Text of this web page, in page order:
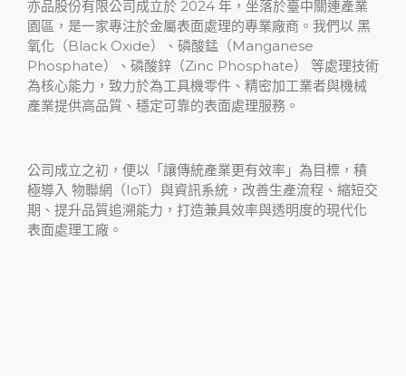
亦品股份有限公司成立於 2024 年，坐落於臺中關連產業
園區，是一家專注於金屬表面處理的專業廠商。我們以 黑
氧化（Black Oxide）、磷酸錳（Manganese
Phosphate）、磷酸鋅（Zinc Phosphate） 等處理技術
為核心能力，致力於為工具機零件、精密加工業者與機械
產業提供高品質、穩定可靠的表面處理服務。
公司成立之初，便以「讓傳統產業更有效率」為目標，積
極導入 物聯網（IoT）與資訊系統，改善生產流程、縮短交
期、提升品質追溯能力，打造兼具效率與透明度的現代化
表面處理工廠。